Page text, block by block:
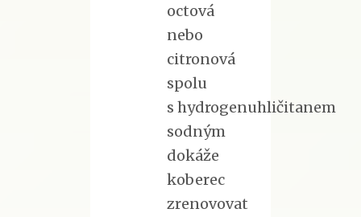
octová
nebo
citronová
spolu
s hydrogenuhličitanem
sodným
dokáže
koberec
zrenovovat